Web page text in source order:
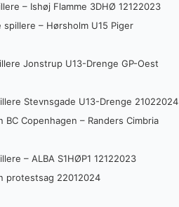
– Ishøj Flamme 3DHØ 12122023
– Hørsholm U15 Piger
Jonstrup U13-Drenge GP-Oest
Stevnsgade U13-Drenge 21022024
Copenhagen – Randers Cimbria
– ALBA S1HØP1 12122023
protestsag 22012024